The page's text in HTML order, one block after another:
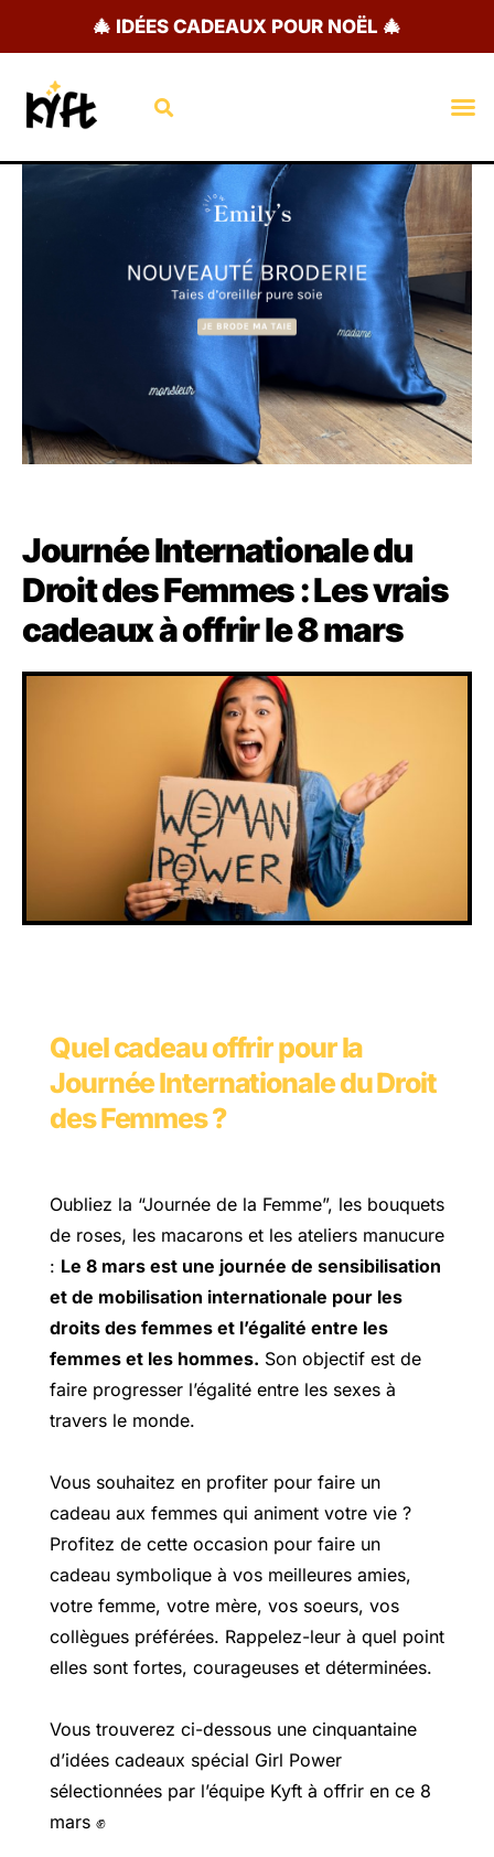
🎄 IDÉES CADEAUX POUR NOËL 🎄
Rechercher
Journée Internationale du
Droit des Femmes : Les vrais
cadeaux à offrir le 8 mars
Quel cadeau offrir pour la
Journée Internationale du Droit
des Femmes ?
Oubliez la “Journée de la Femme”, les bouquets
de roses, les macarons et les ateliers manucure
: Le 8 mars est une journée de sensibilisation
et de mobilisation internationale pour les
droits des femmes et l’égalité entre les
femmes et les hommes. Son objectif est de
faire progresser l’égalité entre les sexes à
travers le monde.
Vous souhaitez en profiter pour faire un
cadeau aux femmes qui animent votre vie ?
Profitez de cette occasion pour faire un
cadeau symbolique à vos meilleures amies,
votre femme, votre mère, vos soeurs, vos
collègues préférées. Rappelez-leur à quel point
elles sont fortes, courageuses et déterminées.
Vous trouverez ci-dessous une cinquantaine
d’idées cadeaux spécial Girl Power
sélectionnées par l’équipe Kyft à offrir en ce 8
mars ✊